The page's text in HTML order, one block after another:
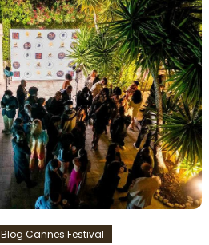
Blog Cannes Festival